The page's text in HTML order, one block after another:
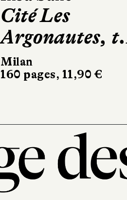
Cité Les
Argonautes,
Milan
160 pages, 11,90 €
Le Chemin à
l'envers
Syros
512 pages, 17,95 €